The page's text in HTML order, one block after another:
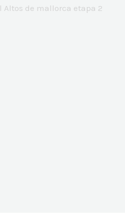
Altos de mallorca etapa 2